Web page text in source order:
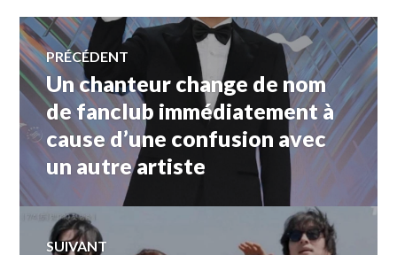
Navigation
de
l’article
PRÉCÉDENT
Article
précédent :
Un chanteur change de nom
de fanclub immédiatement à
cause d’une confusion avec
un autre artiste
SUIVANT